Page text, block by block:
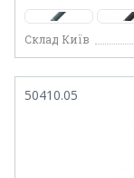
Склад Київ
50410.05